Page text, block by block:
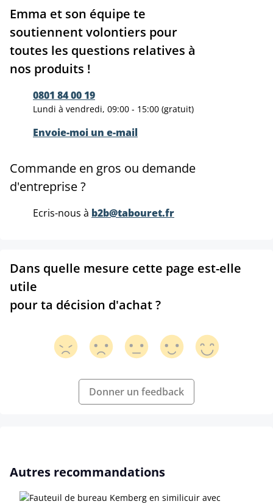
Emma et son équipe te
soutiennent volontiers pour
toutes les questions relatives à
nos produits !
0801 84 00 19
Lundi à vendredi, 09:00 - 15:00 (gratuit)
Envoie-moi un e-mail
Commande en gros ou demande
d'entreprise ?
Ecris-nous à b2b@tabouret.fr
Dans quelle mesure cette page est-elle
utile
pour ta décision d'achat ?
Donner un feedback
Ignorer la galerie de produits
Autres recommandations